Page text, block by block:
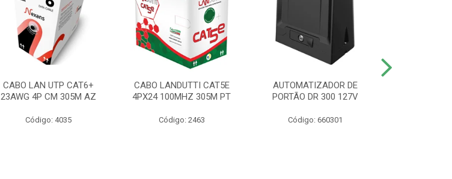
CABO LAN UTP CAT6+
23AWG 4P CM 305M AZ
Código: 4035
CABO LANDUTTI CAT5E
4PX24 100MHZ 305M PT
Código: 2463
AUTOMATIZADOR DE
PORTÃO DR 300 127V
Código: 660301